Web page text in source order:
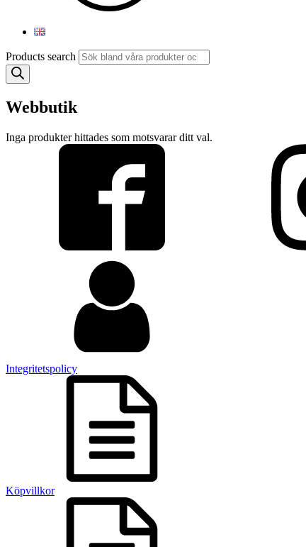
Products search
Webbutik
Inga produkter hittades som motsvarar ditt val.
Integritetspolicy
Köpvillkor